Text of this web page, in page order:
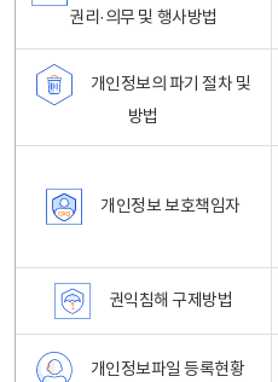
권리·의무 및 행사방법
개인정보의 파기 절차 및
방법
개인정보 보호책임자
권익침해 구제방법
개인정보파일 등록현황